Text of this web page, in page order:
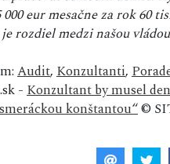
eur mesačne za rok 60
rozdiel medzi našou
Audit,Konzultanti,
-Konzultant by musel
konštantou“©